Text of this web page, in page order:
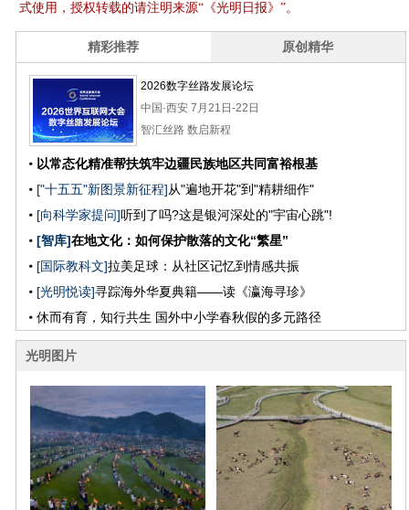
式使用，授权转载的请注明来源“《光明日报》”。